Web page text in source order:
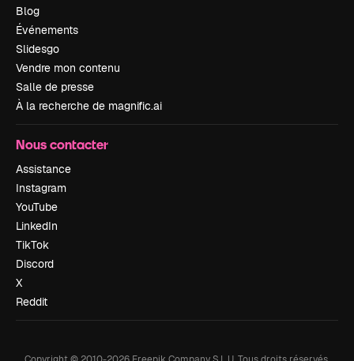
Blog
Événements
Slidesgo
Vendre mon contenu
Salle de presse
À la recherche de magnific.ai
Nous contacter
Assistance
Instagram
YouTube
LinkedIn
TikTok
Discord
X
Reddit